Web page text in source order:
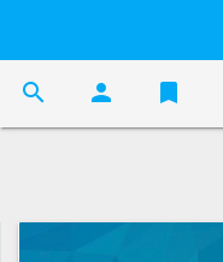
bookmark
person
search